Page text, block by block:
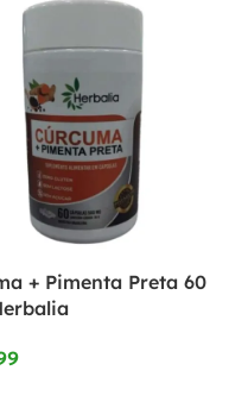
+ Pimenta Preta 60